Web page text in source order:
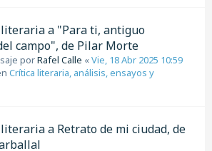
a "Para ti, antiguo
campo", de Pilar Morte
porRafel Calle «Vie, 18 Abr 2025 10:59
Crítica literaria, análisis, ensayos y
a Retrato de mi ciudad, de